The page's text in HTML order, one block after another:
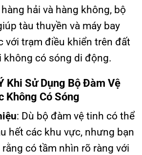
hải và hàng không, bộ
tàu thuyền và máy bay
với trạm điều khiển trên đất
không có sóng di động.
Khi Sử Dụng Bộ Đàm Vệ
Không Có Sóng
: Dù bộ đàm vệ tinh có thể
hết các khu vực, nhưng bạn
có tầm nhìn rõ ràng với